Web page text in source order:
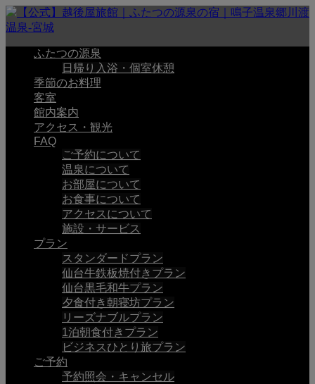
ふたつの源泉
日帰り入浴・個室休憩
季節のお料理
客室
館内案内
アクセス・観光
FAQ
ご予約について
温泉について
お部屋について
お食事について
アクセスについて
施設・サービス
プラン
スタンダードプラン
仙台牛鉄板焼付きプラン
仙台黒毛和牛プラン
夕食付き朝寝坊プラン
リーズナブルプラン
1泊朝食付きプラン
ビジネスひとり旅プラン
ご予約
予約照会・キャンセル